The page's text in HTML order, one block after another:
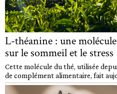
L-théanine : une
sur le sommeil et le stress
Cette molécule du thé, utilisée
de complément alimentaire, fait